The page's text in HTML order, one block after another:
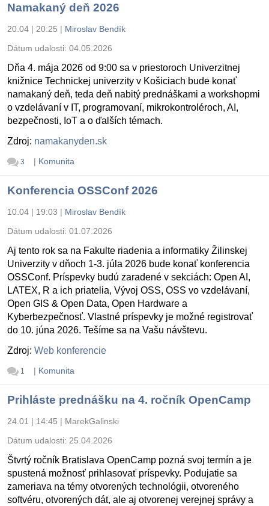
Namakaný deň 2026
20.04 | 20:25 | Miroslav Bendík
Dátum udalosti: 04.05.2026
Dňa 4. mája 2026 od 9:00 sa v priestoroch Univerzitnej
knižnice Technickej univerzity v Košiciach bude konať
namakaný deň, teda deň nabitý prednáškami a workshopmi
o vzdelávaní v IT, programovaní, mikrokontroléroch, AI,
bezpečnosti, IoT a o ďalších témach.
Zdroj: namakanyden.sk
3 | Komunita
Konferencia OSSConf 2026
10.04 | 19:03 | Miroslav Bendík
Dátum udalosti: 01.07.2026
Aj tento rok sa na Fakulte riadenia a informatiky Žilinskej
Univerzity v dňoch 1-3. júla 2026 bude konať konferencia
OSSConf. Príspevky budú zaradené v sekciách: Open AI,
LATEX, R a ich priatelia, Vývoj OSS, OSS vo vzdelávaní,
Open GIS & Open Data, Open Hardware a
Kyberbezpečnosť. Vlastné príspevky je možné registrovať
do 10. júna 2026. Tešíme sa na Vašu návštevu.
Zdroj: Web konferencie
1 | Komunita
Prihláste prednášku na 4. ročník OpenCamp
24.01 | 14:45 | MarekGalinski
Dátum udalosti: 25.04.2026
Štvrtý ročník Bratislava OpenCamp pozná svoj termín a je
spustená možnosť prihlasovať príspevky. Podujatie sa
zameriava na témy otvorených technológii, otvoreného
softvéru, otvorených dát, ale aj otvorenej verejnej správy a